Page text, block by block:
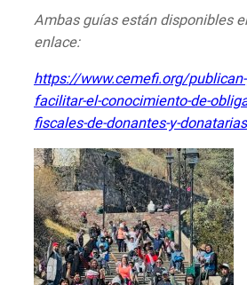
Ambas guías están disponibles
enlace:
https://www.cemefi.org/
facilitar-el-conocimiento-de-
fiscales-de-donantes-y-